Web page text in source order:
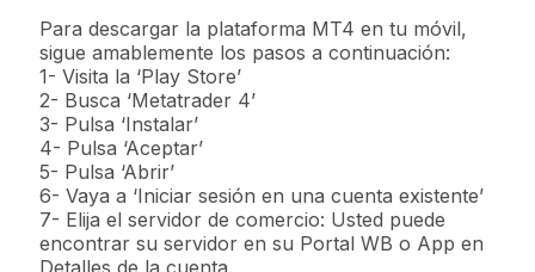
Para descargar la plataforma MT4 en tu móvil,
sigue amablemente los pasos a continuación:
1- Visita la ‘Play Store’
2- Busca ‘Metatrader 4’
3- Pulsa ‘Instalar’
4- Pulsa ‘Aceptar’
5- Pulsa ‘Abrir’
6- Vaya a ‘Iniciar sesión en una cuenta existente’
7- Elija el servidor de comercio: Usted puede
encontrar su servidor en su Portal WB o App en
Detalles de la cuenta.